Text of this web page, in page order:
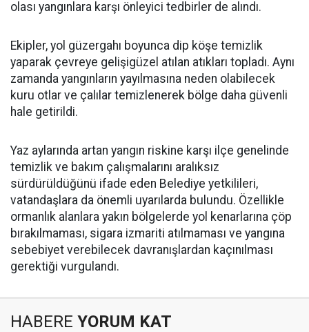
olası yangınlara karşı önleyici tedbirler de alındı.
Ekipler, yol güzergahı boyunca dip köşe temizlik
yaparak çevreye gelişigüzel atılan atıkları topladı. Aynı
zamanda yangınların yayılmasına neden olabilecek
kuru otlar ve çalılar temizlenerek bölge daha güvenli
hale getirildi.
Yaz aylarında artan yangın riskine karşı ilçe genelinde
temizlik ve bakım çalışmalarını aralıksız
sürdürüldüğünü ifade eden Belediye yetkilileri,
vatandaşlara da önemli uyarılarda bulundu. Özellikle
ormanlık alanlara yakın bölgelerde yol kenarlarına çöp
bırakılmaması, sigara izmariti atılmaması ve yangına
sebebiyet verebilecek davranışlardan kaçınılması
gerektiği vurgulandı.
HABERE YORUM KAT